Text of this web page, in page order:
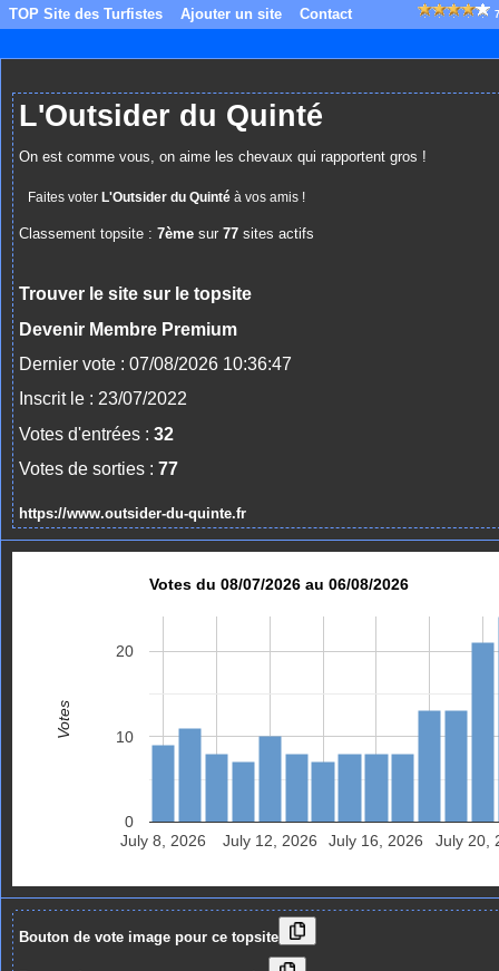
TOP Site des Turfistes Ajouter un site Contact
L'Outsider du Quinté
On est comme vous, on aime les chevaux qui rapportent gros !
Faites voter L'Outsider du Quinté à vos amis !
Classement topsite : 7ème sur 77 sites actifs
Trouver le site sur le topsite
Devenir Membre Premium
Dernier vote : 07/08/2026 10:36:47
Inscrit le : 23/07/2022
Votes d'entrées : 32
Votes de sorties : 77
https://www.outsider-du-quinte.fr
Votes du 08/07/2026 au 06/08/2026
July 8, 2026 July 12, 2026 July 16, 2026 July 20,
0
10
20
Votes
Bouton de vote image pour ce topsite